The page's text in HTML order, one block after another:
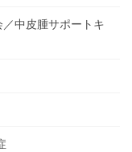
中皮腫サポートキ